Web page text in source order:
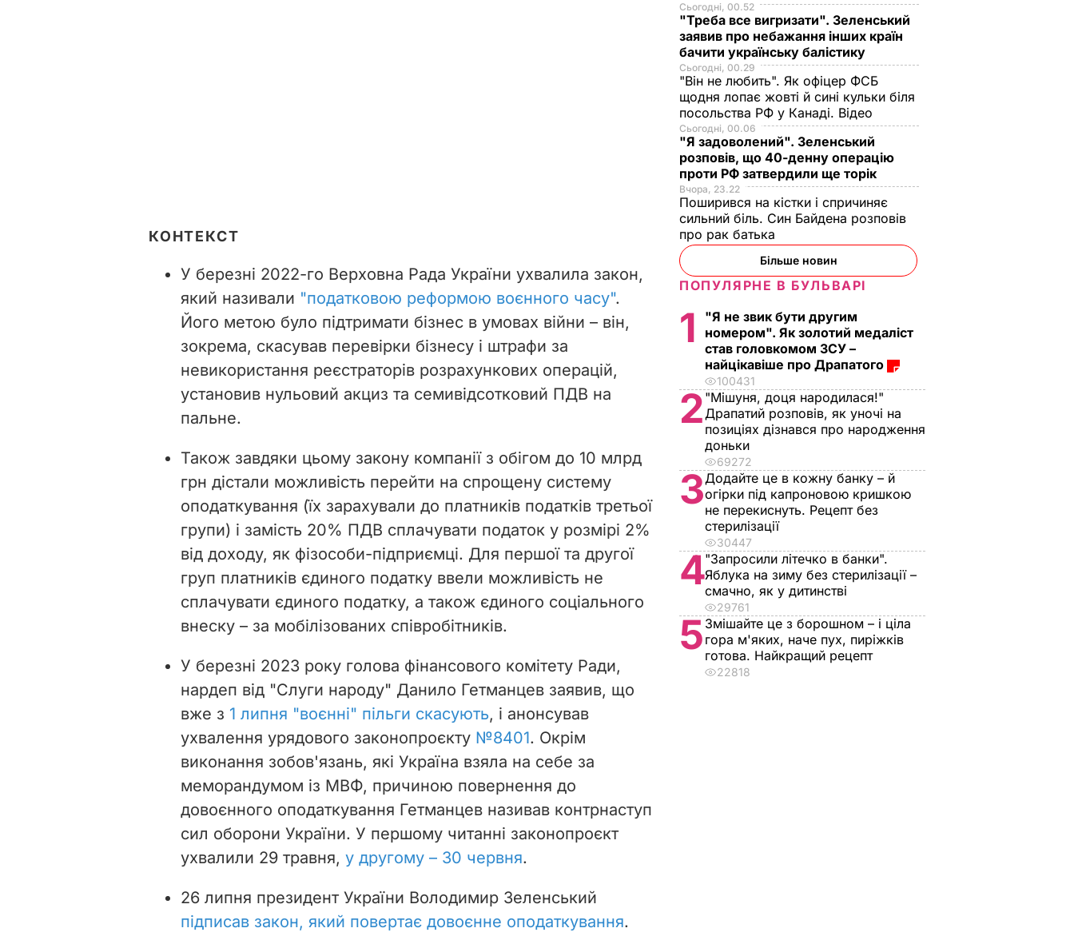
КОНТЕКСТ
У березні 2022-го Верховна Рада України ухвалила закон,
який називали "податковою реформою воєнного часу".
Його метою було підтримати бізнес в умовах війни – він,
зокрема, скасував перевірки бізнесу і штрафи за
невикористання реєстраторів розрахункових операцій,
установив нульовий акциз та семивідсотковий ПДВ на
пальне.
Також завдяки цьому закону компанії з обігом до 10 млрд
грн дістали можливість перейти на спрощену систему
оподаткування (їх зарахували до платників податків третьої
групи) і замість 20% ПДВ сплачувати податок у розмірі 2%
від доходу, як фізособи-підприємці. Для першої та другої
груп платників єдиного податку ввели можливість не
сплачувати єдиного податку, а також єдиного соціального
внеску – за мобілізованих співробітників.
У березні 2023 року голова фінансового комітету Ради,
нардеп від "Слуги народу" Данило Гетманцев заявив, що
вже з 1 липня "воєнні" пільги скасують, і анонсував
ухвалення урядового законопроєкту №8401. Окрім
виконання зобов'язань, які Україна взяла на себе за
меморандумом із МВФ, причиною повернення до
довоєнного оподаткування Гетманцев називав контрнаступ
сил оборони України. У першому читанні законопроєкт
ухвалили 29 травня, у другому – 30 червня.
26 липня президент України Володимир Зеленський
підписав закон, який повертає довоєнне оподаткування.
Сьогодні, 00.52
"Треба все вигризати". Зеленський
заявив про небажання інших країн
бачити українську балістику
Сьогодні, 00.29
"Він не любить". Як офіцер ФСБ
щодня лопає жовті й сині кульки біля
посольства РФ у Канаді. Відео
Сьогодні, 00.06
"Я задоволений". Зеленський
розповів, що 40-денну операцію
проти РФ затвердили ще торік
Вчора, 23.22
Поширився на кістки і спричиняє
сильний біль. Син Байдена розповів
про рак батька
Більше новин
ПОПУЛЯРНЕ В БУЛЬВАРІ
1
"Я не звик бути другим
номером". Як золотий медаліст
став головкомом ЗСУ –
найцікавіше про Драпатого
100431
2 "Мішуня, доця народилася!"
Драпатий розповів, як уночі на
позиціях дізнався про народження
доньки
69272
3Додайте це в кожну банку – й
огірки під капроновою кришкою
не перекиснуть. Рецепт без
стерилізації
30447
4"Запросили літечко в банки".
Яблука на зиму без стерилізації –
смачно, як у дитинстві
29761
5 Змішайте це з борошном – і ціла
гора м'яких, наче пух, пиріжків
готова. Найкращий рецепт
22818